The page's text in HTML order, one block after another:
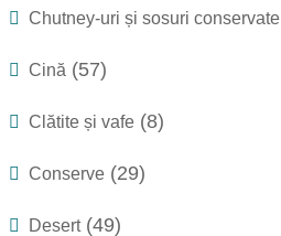
Chutney-uri și sosuri conservate
Cină (57)
Clătite și vafe (8)
Conserve (29)
Desert(49)